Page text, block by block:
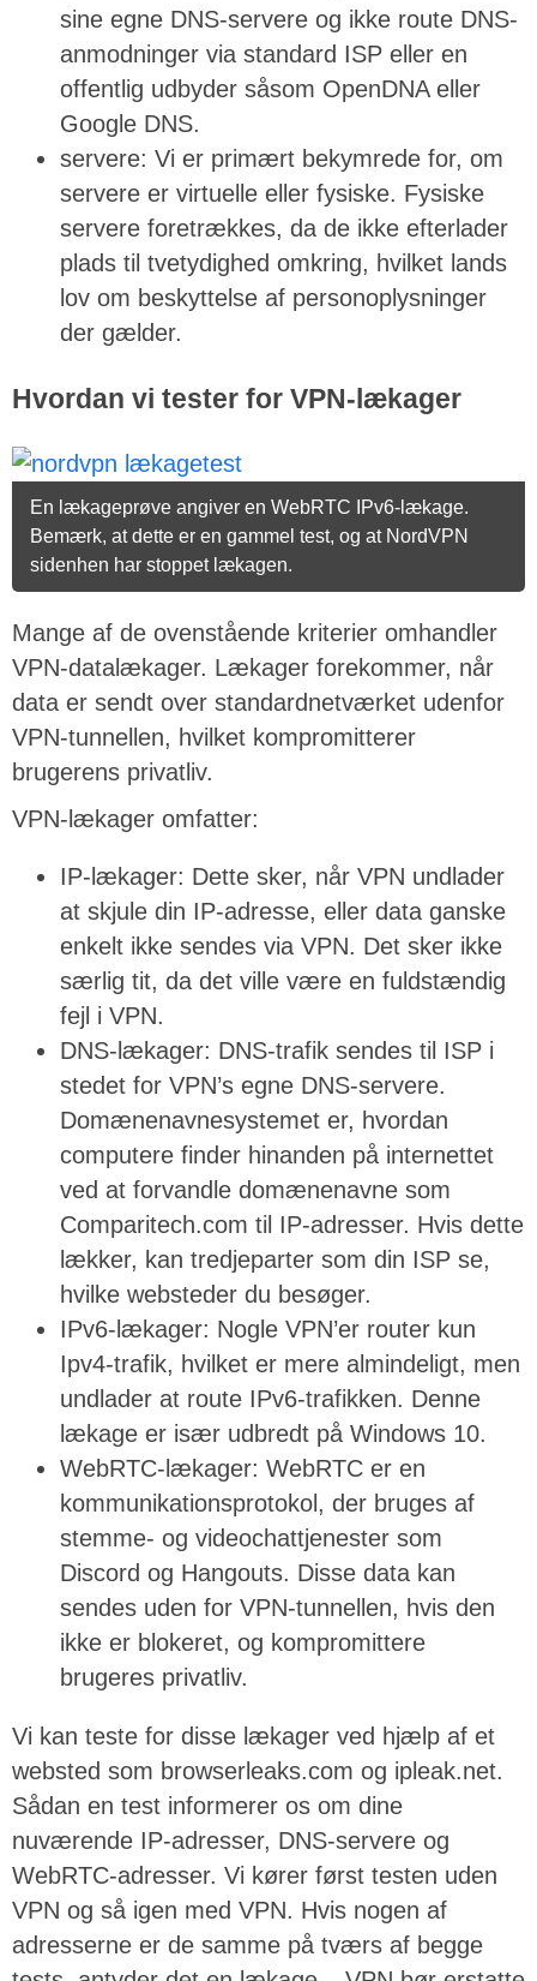
sine egne DNS-servere og ikke route DNS-
anmodninger via standard ISP eller en
offentlig udbyder såsom OpenDNA eller
Google DNS.
servere: Vi er primært bekymrede for, om
servere er virtuelle eller fysiske. Fysiske
servere foretrækkes, da de ikke efterlader
plads til tvetydighed omkring, hvilket lands
lov om beskyttelse af personoplysninger
der gælder.
Hvordan vi tester for VPN-lækager
En lækageprøve angiver en WebRTC IPv6-lækage.
Bemærk, at dette er en gammel test, og at NordVPN
sidenhen har stoppet lækagen.
Mange af de ovenstående kriterier omhandler
VPN-datalækager. Lækager forekommer, når
data er sendt over standardnetværket udenfor
VPN-tunnellen, hvilket kompromitterer
brugerens privatliv.
VPN-lækager omfatter:
IP-lækager: Dette sker, når VPN undlader
at skjule din IP-adresse, eller data ganske
enkelt ikke sendes via VPN. Det sker ikke
særlig tit, da det ville være en fuldstændig
fejl i VPN.
DNS-lækager: DNS-trafik sendes til ISP i
stedet for VPN’s egne DNS-servere.
Domænenavnesystemet er, hvordan
computere finder hinanden på internettet
ved at forvandle domænenavne som
Comparitech.com til IP-adresser. Hvis dette
lækker, kan tredjeparter som din ISP se,
hvilke websteder du besøger.
IPv6-lækager: Nogle VPN’er router kun
Ipv4-trafik, hvilket er mere almindeligt, men
undlader at route IPv6-trafikken. Denne
lækage er især udbredt på Windows 10.
WebRTC-lækager: WebRTC er en
kommunikationsprotokol, der bruges af
stemme- og videochattjenester som
Discord og Hangouts. Disse data kan
sendes uden for VPN-tunnellen, hvis den
ikke er blokeret, og kompromittere
brugeres privatliv.
Vi kan teste for disse lækager ved hjælp af et
websted som browserleaks.com og ipleak.net.
Sådan en test informerer os om dine
nuværende IP-adresser, DNS-servere og
WebRTC-adresser. Vi kører først testen uden
VPN og så igen med VPN. Hvis nogen af
adresserne er de samme på tværs af begge